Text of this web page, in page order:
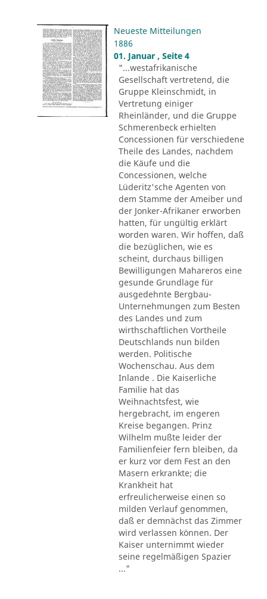
Neueste Mitteilungen
1886
01. Januar , Seite 4
"...westafrikanische
Gesellschaft vertretend, die
Gruppe Kleinschmidt, in
Vertretung einiger
Rheinländer, und die Gruppe
Schmerenbeck erhielten
Concessionen für verschiedene
Theile des Landes, nachdem
die Käufe und die
Concessionen, welche
Lüderitz'sche Agenten von
dem Stamme der Ameiber und
der Jonker-Afrikaner erworben
hatten, für ungültig erklärt
worden waren. Wir hoffen, daß
die bezüglichen, wie es
scheint, durchaus billigen
Bewilligungen Mahareros eine
gesunde Grundlage für
ausgedehnte Bergbau-
Unternehmungen zum Besten
des Landes und zum
wirthschaftlichen Vortheile
Deutschlands nun bilden
werden. Politische
Wochenschau. Aus dem
Inlande . Die Kaiserliche
Familie hat das
Weihnachtsfest, wie
hergebracht, im engeren
Kreise begangen. Prinz
Wilhelm mußte leider der
Familienfeier fern bleiben, da
er kurz vor dem Fest an den
Masern erkrankte; die
Krankheit hat
erfreulicherweise einen so
milden Verlauf genommen,
daß er demnächst das Zimmer
wird verlassen können. Der
Kaiser unternimmt wieder
seine regelmäßigen Spazier
..."